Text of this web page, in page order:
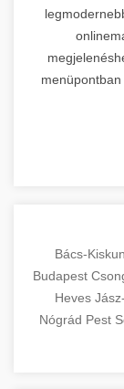
Bács-Kiskun
Budapest
Heves
Nógrád Pest